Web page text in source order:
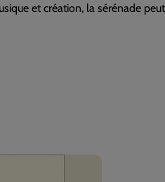
et création, la sérénade